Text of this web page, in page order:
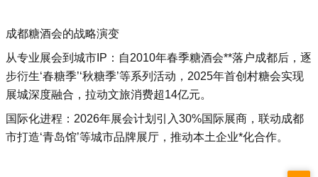
成都糖酒会的战略演变
‌从专业展会到城市IP‌：自2010年春季糖酒会**落户成都后，逐
步衍生‘‌春糖季’‘‌秋糖季’等系列活动，2025年首创村糖会实现
展城深度融合，拉动文旅消费超14亿元。‌‌
‌国际化进程‌：2026年展会计划引入30%国际展商，联动成都
市打造‘‌青岛馆’等城市品牌展厅，推动本土企业*化合作。‌‌